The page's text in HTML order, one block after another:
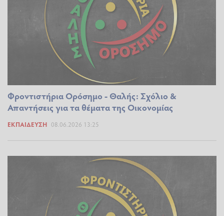
Φροντιστήρια Ορόσημο - Θαλής: Σχόλιο &
Απαντήσεις για τα θέματα της Οικονομίας
ΕΚΠΑΊΔΕΥΣΗ 08.06.2026 13:25